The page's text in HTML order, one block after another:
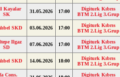
Kayalar
SK
31.05.2026 17:00
Digiturk Kıbrıs
BTM 2.Lig 3.Grup
SKD 03.06.2026 17:00
Digiturk Kıbrıs
BTM 2.Lig 3.Grup
Ilgaz
SD
07.06.2026 17:00
Digiturk Kıbrıs
BTM 2.Lig 3.Grup
SKD 14.06.2026 18:00
Digiturk Kıbrıs
BTM 2.Lig 3.Grup
Cons.
Digiturk Kıbrıs